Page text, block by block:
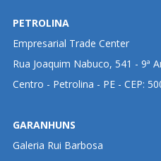
PETROLINA
Empresarial Trade Center
Rua Joaquim Nabuco, 541 - 9ª
Centro - Petrolina - PE - CEP:
GARANHUNS
Galeria Rui Barbosa